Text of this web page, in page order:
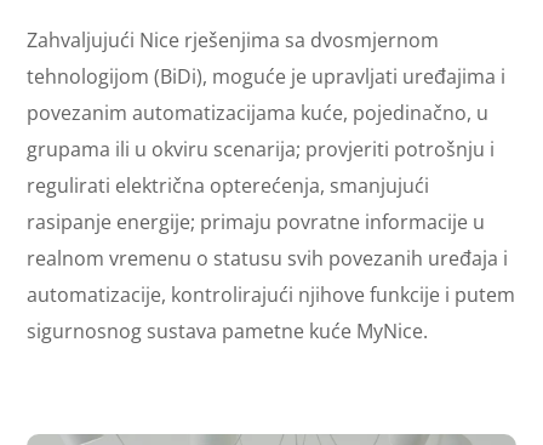
Zahvaljujući Nice rješenjima sa dvosmjernom
tehnologijom (BiDi), moguće je upravljati uređajima i
povezanim automatizacijama kuće, pojedinačno, u
grupama ili u okviru scenarija; provjeriti potrošnju i
regulirati električna opterećenja, smanjujući
rasipanje energije; primaju povratne informacije u
realnom vremenu o statusu svih povezanih uređaja i
automatizacije, kontrolirajući njihove funkcije i putem
sigurnosnog sustava pametne kuće MyNice.